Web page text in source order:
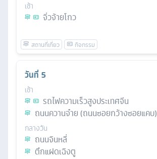
เช้า
จิ่วจ้ายโกว
วันที่ 5
เช้า
รถไฟความเร็วสูงประเทศจีน
ถนนควานจ๋าย (ถนนซอยกว้างซอยแคบ)
กลางวัน
ถนนจินหลี่
ตึกแฝดเฉิงตู